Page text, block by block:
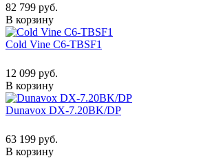
82 799 руб.
В корзину
Cold Vine C6-TBSF1
12 099 руб.
В корзину
Dunavox DX-7.20BK/DP
63 199 руб.
В корзину